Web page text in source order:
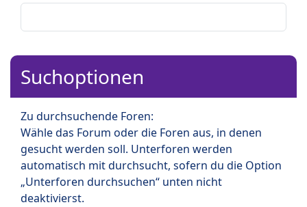
Suchoptionen
Zu durchsuchende Foren:
Wähle das Forum oder die Foren aus, in denen
gesucht werden soll. Unterforen werden
automatisch mit durchsucht, sofern du die Option
„Unterforen durchsuchen“ unten nicht
deaktivierst.